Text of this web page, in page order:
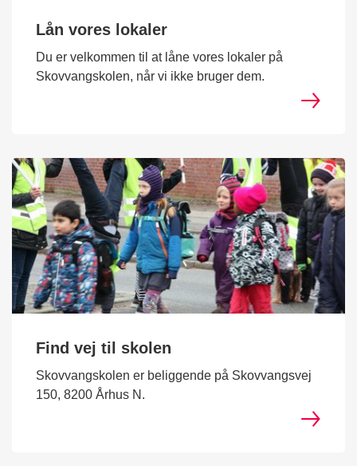
Lån vores lokaler
Du er velkommen til at låne vores lokaler på
Skovvangskolen, når vi ikke bruger dem.
Find vej til skolen
Skovvangskolen er beliggende på Skovvangsvej
150, 8200 Århus N.